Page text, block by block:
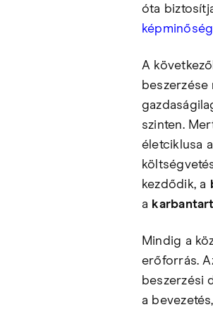
óta
A
beszerzése
szinten.
életciklusa
kezdődik, a
a
Mindig a
erőforrás.
beszerzési
a